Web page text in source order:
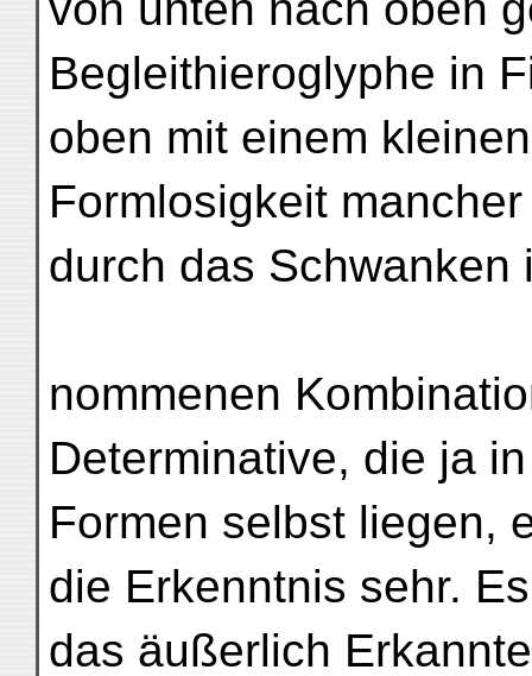
Begleithieroglyphe in
oben mit einem
Formlosigkeit
durch das Schwanken
nommenen
Determinative, die ja
Formen selbst liegen,
die Erkenntnis sehr.
das äußerlich